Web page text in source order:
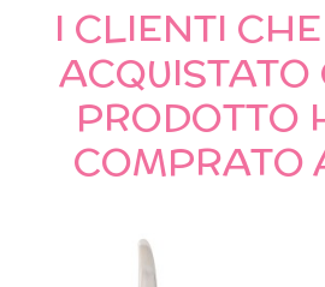
I CLIENTI
ACQUISTATO
PRODOTTO
COMPRATO